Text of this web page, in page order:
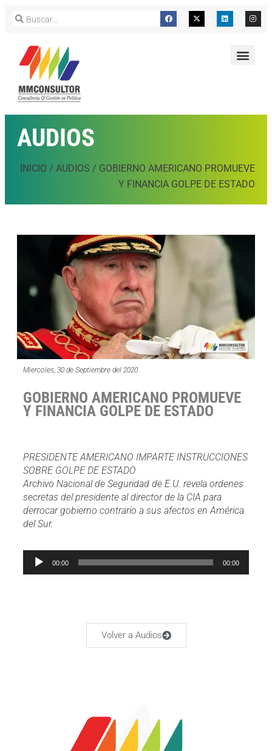
AUDIOS
INICIO / AUDIOS / GOBIERNO AMERICANO PROMUEVE
Y FINANCIA GOLPE DE ESTADO
Miercoles, 30 de Septiembre del 2020
GOBIERNO AMERICANO PROMUEVE
Y FINANCIA GOLPE DE ESTADO
PRESIDENTE AMERICANO IMPARTE INSTRUCCIONES
SOBRE GOLPE DE ESTADO
Archivo Nacional de Seguridad de E.U. revela ordenes
secretas del presidente al director de la CIA para
derrocar gobierno contrario a sus afectos en América
del Sur.
Audio
Player
00:00 00:00
Volver a Audios